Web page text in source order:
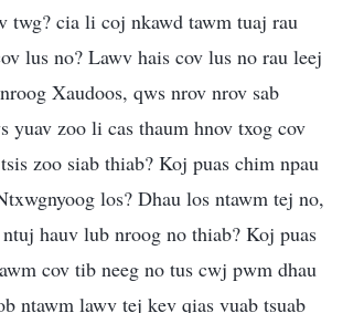
twg? cia li coj nkawd tawm tuaj rau
lus no? Lawv hais cov lus no rau leej
Xaudoos, qws nrov nrov sab
zoo li cas thaum hnov txog cov
zoo siab thiab? Koj puas chim npau
los? Dhau los ntawm tej no,
hauv lub nroog no thiab? Koj puas
cov tib neeg no tus cwj pwm dhau
ntawm lawv tej kev qias vuab tsuab